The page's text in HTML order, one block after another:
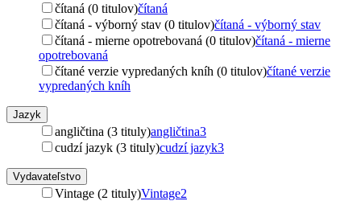
čítaná (0 titulov)čítaná
čítaná - výborný stav (0 titulov)čítaná - výborný stav
čítaná - mierne opotrebovaná (0 titulov)čítaná - mierne
opotrebovaná
čítané verzie vypredaných kníh (0 titulov)čítané verzie
vypredaných kníh
Jazyk
angličtina (3 tituly)angličtina3
cudzí jazyk (3 tituly)cudzí jazyk3
Vydavateľstvo
Vintage (2 tituly)Vintage2